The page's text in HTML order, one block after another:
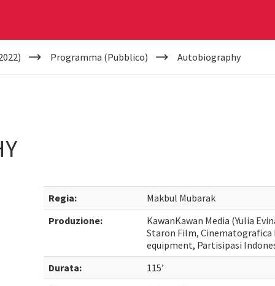
Programma (Pubblico) Autobiography
Regia:
Makbul Mubarak
Produzione:
KawanKawan Media (Yulia
Staron Film, Cinematografica
equipment, Partisipasi
Durata:
115’